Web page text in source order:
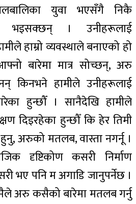
युवा भएसँगै निकै
भइसक्छन् । उनीहरूलाई
हाम्रो व्यवस्थाले बनाएको हो
बारेमा मात्र सोच्छन्, अरु
किनभने हामीले उनीहरूलाई
हुन्छौँ । सानैदेखि हामीले
दिइरहेका हुन्छौँ कि हेर तिमी
अरुको मतलब, वास्ता नगर्नू ।
दृष्टिकोण कसरी निर्माण
भए पनि म अगाडि जानुपर्नेछ ।
अरु कसैको बारेमा मतलब गर्नु